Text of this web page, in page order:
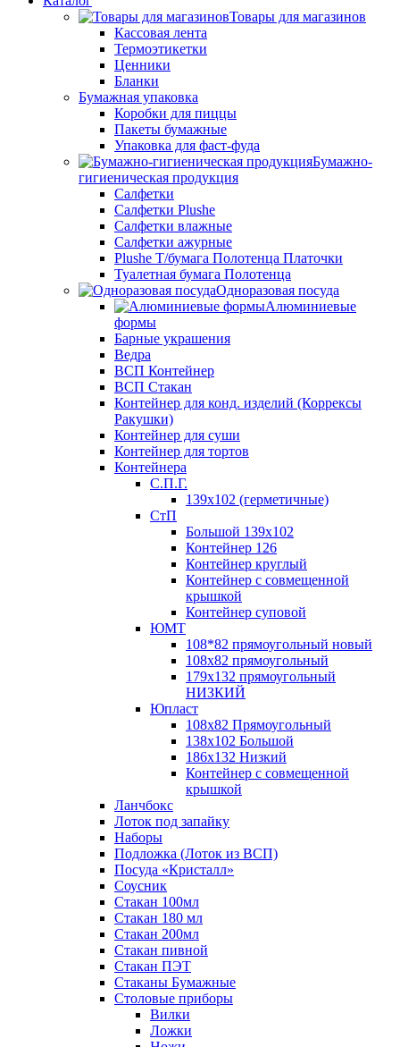
Товары для магазинов
Кассовая лента
Термоэтикетки
Ценники
Бланки
Бумажная упаковка
Коробки для пиццы
Пакеты бумажные
Упаковка для фаст-фуда
Бумажно-
гигиеническая продукция
Салфетки
Салфетки Plushe
Салфетки влажные
Салфетки ажурные
Plushe Т/бумага Полотенца Платочки
Туалетная бумага Полотенца
Одноразовая посуда
Алюминиевые
формы
Барные украшения
Ведра
ВСП Контейнер
ВСП Стакан
Контейнер для конд. изделий (Коррексы
Ракушки)
Контейнер для суши
Контейнер для тортов
Контейнера
С.П.Г.
139х102 (герметичные)
СтП
Большой 139х102
Контейнер 126
Контейнер круглый
Контейнер с совмещенной
крышкой
Контейнер суповой
ЮМТ
108*82 прямоугольный новый
108х82 прямоугольный
179х132 прямоугольный
НИЗКИЙ
Юпласт
108х82 Прямоугольный
138х102 Большой
186х132 Низкий
Контейнер с совмещенной
крышкой
Ланчбокс
Лоток под запайку
Наборы
Подложка (Лоток из ВСП)
Посуда «Кристалл»
Соусник
Стакан 100мл
Стакан 180 мл
Стакан 200мл
Стакан пивной
Стакан ПЭТ
Стаканы Бумажные
Столовые приборы
Вилки
Ложки